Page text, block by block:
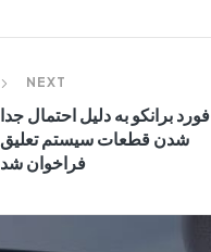
NEXT
فورد برانکو به دلیل احتمال جدا
شدن قطعات سیستم تعلیق
فراخوان شد